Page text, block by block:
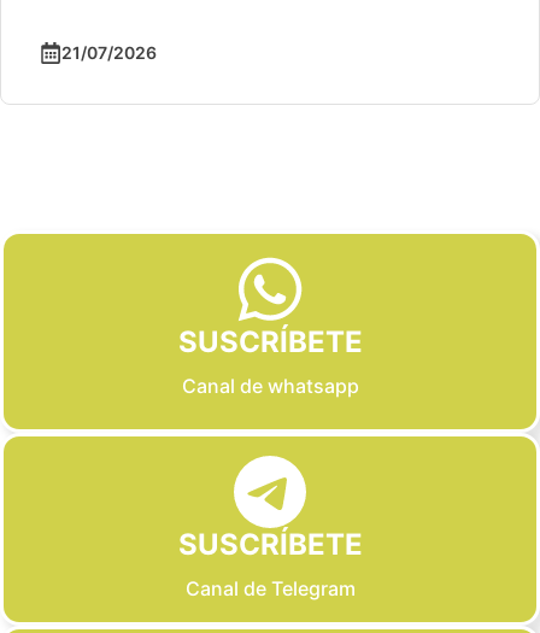
21/07/2026
SUSCRÍBETE
Canal de whatsapp
SUSCRÍBETE
Canal de Telegram